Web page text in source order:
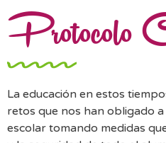
Protocolo
La educación en estos
retos que nos han obligado
escolar tomando medidas